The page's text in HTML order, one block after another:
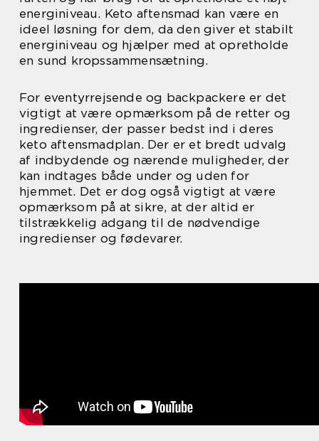
energiniveau. Keto aftensmad kan være en
ideel løsning for dem, da den giver et stabilt
energiniveau og hjælper med at opretholde
en sund kropssammensætning.
For eventyrrejsende og backpackere er det
vigtigt at være opmærksom på de retter og
ingredienser, der passer bedst ind i deres
keto aftensmadplan. Der er et bredt udvalg
af indbydende og nærende muligheder, der
kan indtages både under og uden for
hjemmet. Det er dog også vigtigt at være
opmærksom på at sikre, at der altid er
tilstrækkelig adgang til de nødvendige
ingredienser og fødevarer.